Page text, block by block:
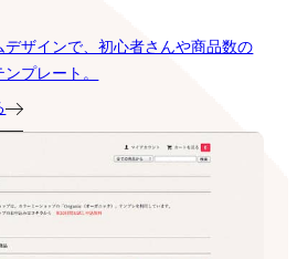
ザインで、初心者さんや商品数の
プレート。